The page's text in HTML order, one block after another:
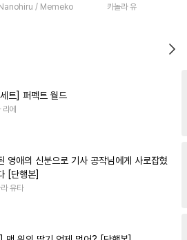
인 것 같습니다 [단행본]
Nanohiru / Memeko
본]
카놀라 유
트] 퍼펙트 월드
에
영애의 신분으로 기사 공작님에게 사로잡혔
[단행본]
유타